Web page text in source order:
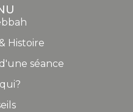
Histoire
séance